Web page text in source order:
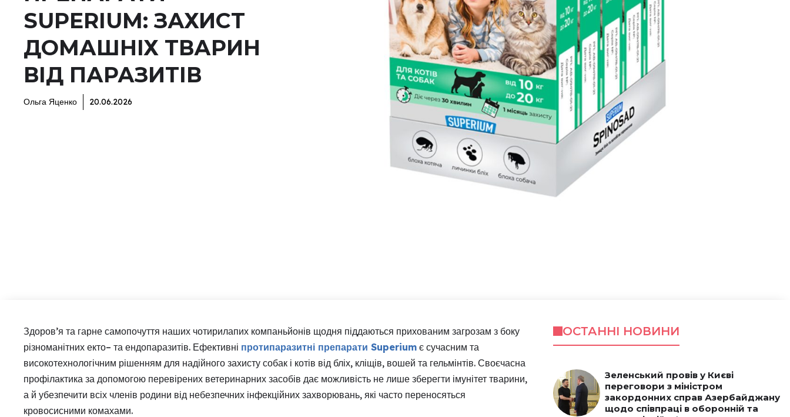
SUPERIUM: ЗАХИСТ
ДОМАШНІХ ТВАРИН
ВІД ПАРАЗИТІВ
Ольга Яценко 20.06.2026
Здоров’я та гарне самопочуття наших чотирилапих компаньйонів щодня піддаються прихованим загрозам з боку
різноманітних екто– та ендопаразитів. Ефективні протипаразитні препарати Superium є сучасним та
високотехнологічним рішенням для надійного захисту собак і котів від бліх, кліщів, вошей та гельмінтів. Своєчасна
профілактика за допомогою перевірених ветеринарних засобів дає можливість не лише зберегти імунітет тварини,
а й убезпечити всіх членів родини від небезпечних інфекційних захворювань, які часто переносяться
кровосисними комахами.
ОСТАННІ НОВИНИ
Зеленський провів у Києві
переговори з міністром
закордонних справ Азербайджану
щодо співпраці в оборонній та